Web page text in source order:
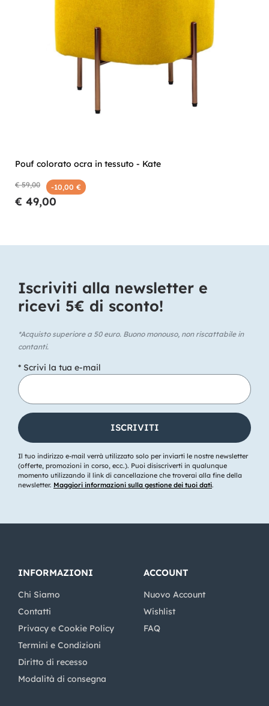
Pouf colorato ocra in tessuto - Kate
€ 59,00 -10,00 €
€ 49,00
Iscriviti alla newsletter e
ricevi 5€ di sconto!​
*Acquisto superiore a 50 euro. Buono monouso, non riscattabile in
contanti.
* Scrivi la tua e-mail
Il tuo indirizzo e-mail verrà utilizzato solo per inviarti le nostre newsletter
(offerte, promozioni in corso, ecc.). Puoi disiscriverti in qualunque
momento utilizzando il link di cancellazione che troverai alla fine della
newsletter. Maggiori informazioni sulla gestione dei tuoi dati.
INFORMAZIONI
Chi Siamo
Contatti
Privacy e Cookie Policy
Termini e Condizioni
Diritto di recesso
Modalità di consegna
ACCOUNT
Nuovo Account
Wishlist
FAQ